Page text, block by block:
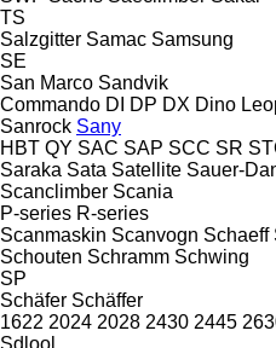
TS
Salzgitter Samac Samsung
SE
San Marco Sandvik
Commando DI DP DX Dino
Sanrock Sany
HBT QY SAC SAP SCC SR
Saraka Sata Satellite Sauer-
Scanclimber Scania
P-series R-series
Scanmaskin Scanvogn Schaeff
Schouten Schramm Schwing
SP
Schäfer Schäffer
1622 2024 2028 2430 2445
Sdlool